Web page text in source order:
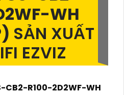
WH
SẢN XUẤT
EZVIZ
CB2-R100-2D2WF-WH